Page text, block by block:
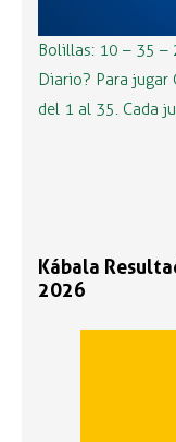
Bolillas: 10 – 35 –
Diario? Para jugar
del 1 al 35. Cada
Kábala
2026